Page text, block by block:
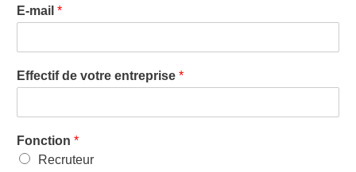
E-mail *
Effectif de votre entreprise *
Fonction *
Recruteur